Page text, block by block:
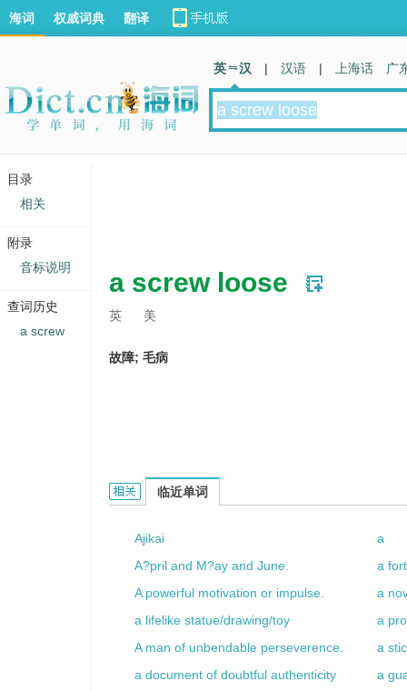
a screw loose
英 美
故障; 毛病
a screw loose的相关资料：
临近单词
Ajikai
a
A?pril and M?ay and June.
a
A powerful motivation or impulse.
a
a lifelike statue/drawing/toy
a
A man of unbendable perseverence.
a
a document of doubtful authenticity
a
海词 权威词典 翻译
英 汉 | 汉语 | 上海话 广
目录
相关
附录
音标说明
查词历史
a screw